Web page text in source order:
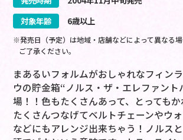
対象年齢
6歳以上
※発売日（予定）は地域・店舗などによって異なる
ご了承ください。
まあるいフォルムがおしゃれなフィン
ウの貯金箱“ノルス・ザ・エレファント
場！！色もたくさんあって、とっても
たくさんつなげてベルトチェーンやウ
などにもアレンジ出来ちゃう！ノルス